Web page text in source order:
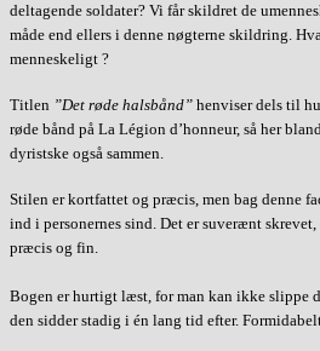
deltagende soldater? Vi får skildret de
måde end ellers i denne nøgterne skildring.
menneskeligt ?
Titlen ”Det røde halsbånd” henviser dels til
røde bånd på La Légion d’honneur, så her
dyristske også sammen.
Stilen er kortfattet og præcis, men bag denne
ind i personernes sind. Det er suverænt
præcis og fin.
Bogen er hurtigt læst, for man kan ikke slippe
den sidder stadig i én lang tid efter.